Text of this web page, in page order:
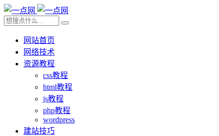
网站首页
网络技术
资源教程
css教程
html教程
js教程
php教程
wordpress
建站技巧